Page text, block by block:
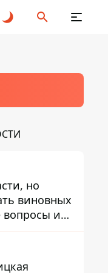
но
виновных
вопросы и
на